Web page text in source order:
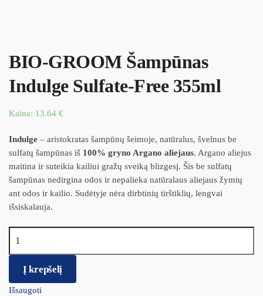
BIO-GROOM Šampūnas
Indulge Sulfate-Free 355ml
Kaina: 13.64 €
Indulge – aristokratas šampūnų šeimoje, natūralus, švelnus be
sulfatų šampūnas iš 100% gryno Argano aliejaus. Argano aliejus
maitina ir suteikia kailiui gražų sveiką blizgesį. Šis be sulfatų
šampūnas nedirgina odos ir nepalieka natūralaus aliejaus žymių
ant odos ir kailio. Sudėtyje nėra dirbtinių tirštiklių, lengvai
išsiskalauja.
Į krepšelį
Išsaugoti